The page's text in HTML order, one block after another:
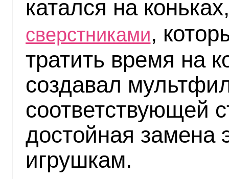
катался на
сверстниками,
тратить время на
создавал
соответствующей
достойная замена
игрушкам.